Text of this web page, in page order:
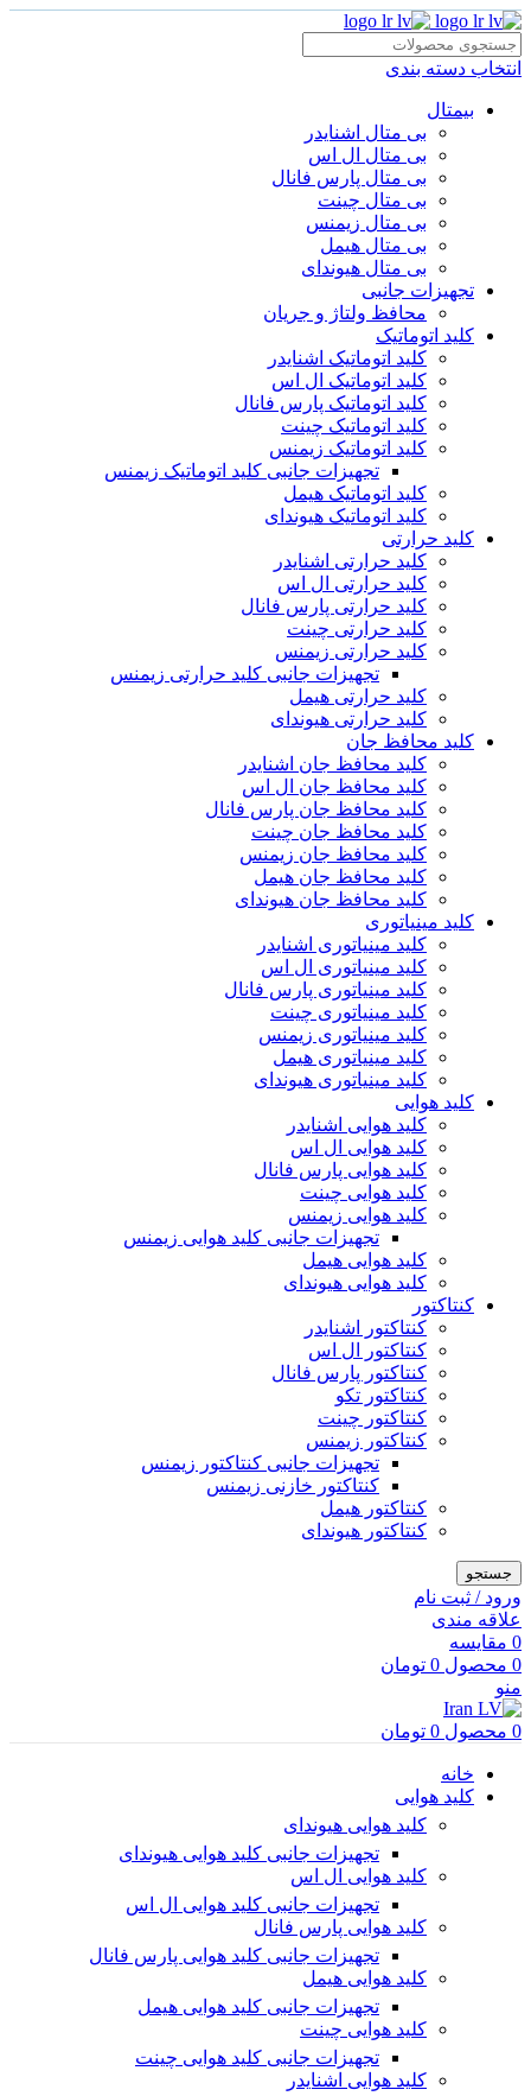
انتخاب دسته بندی
بیمتال
بی متال اشنایدر
بی متال ال اس
بی متال پارس فانال
بی متال چینت
بی متال زیمنس
بی متال هیمل
بی متال هیوندای
تجهیزات جانبی
محافظ ولتاژ و‌ جریان
کلید اتوماتیک
کلید اتوماتیک اشنایدر
کلید اتوماتیک ال اس
کلید اتوماتیک پارس فانال
کلید اتوماتیک چینت
کلید اتوماتیک زیمنس
تجهیزات جانبی کلید اتوماتیک زیمنس
کلید اتوماتیک هیمل
کلید اتوماتیک هیوندای
کلید حرارتی
کلید حرارتی اشنایدر
کلید حرارتی ال اس
کلید حرارتی پارس فانال
کلید حرارتی چینت
کلید حرارتی زیمنس
تجهیزات جانبی کلید حرارتی زیمنس
کلید حرارتی هیمل
کلید حرارتی هیوندای
کلید محافظ جان
کلید محافظ جان اشنایدر
کلید محافظ جان ال اس
کلید محافظ جان پارس فانال
کلید محافظ جان چینت
کلید محافظ جان زیمنس
کلید محافظ جان هیمل
کلید محافظ جان هیوندای
کلید مینیاتوری
کلید مینیاتوری اشنایدر
کلید مینیاتوری ال اس
کلید مینیاتوری پارس فانال
کلید مینیاتوری چینت
کلید مینیاتوری زیمنس
کلید مینیاتوری هیمل
کلید مینیاتوری هیوندای
کلید هوایی
کلید هوایی اشنایدر
کلید هوایی ال اس
کلید هوایی پارس فانال
کلید هوایی چینت
کلید هوایی زیمنس
تجهیزات جانبی کلید هوایی زیمنس
کلید هوایی هیمل
کلید هوایی هیوندای
کنتاکتور
کنتاکتور اشنایدر
کنتاکتور ال اس
کنتاکتور پارس فانال
کنتاکتور تکو
کنتاکتور چینت
کنتاکتور زیمنس
تجهیزات جانبی کنتاکتور زیمنس
کنتاکتور خازنی زیمنس
کنتاکتور هیمل
کنتاکتور هیوندای
جستجو
ورود / ثبت نام
علاقه مندی
0 مقایسه
0 محصول 0 تومان
منو
0 محصول 0 تومان
خانه
کلید هوایی
کلید هوایی هیوندای
تجهیزات جانبی کلید هوایی هیوندای
کلید هوایی ال اس
تجهیزات جانبی کلید هوایی ال اس
کلید هوایی پارس فانال
تجهیزات جانبی کلید هوایی پارس فانال
کلید هوایی هیمل
تجهیزات جانبی کلید هوایی هیمل
کلید هوایی چینت
تجهیزات جانبی کلید هوایی چینت
کلید هوایی اشنایدر